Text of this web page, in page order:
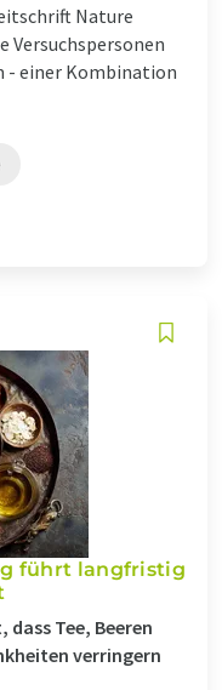
Nature
Versuchspersonen
- einer Kombination
führt langfristig
dass Tee, Beeren
verringern